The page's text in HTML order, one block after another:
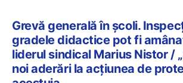
Grevă generală în școli.
gradele didactice pot fi
liderul sindical Marius Nistor /
noi aderări la acțiunea de